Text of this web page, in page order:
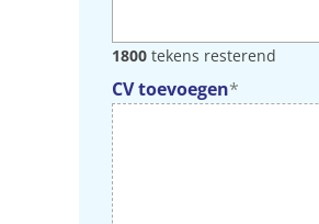
1800 tekens resterend
CV toevoegen*